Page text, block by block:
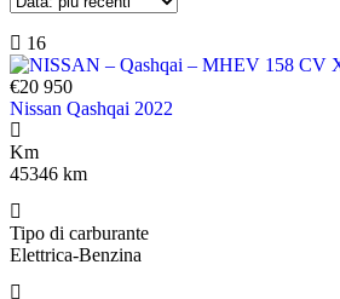
16
€20 950
Nissan Qashqai 2022
Km
45346 km
Tipo di carburante
Elettrica-Benzina